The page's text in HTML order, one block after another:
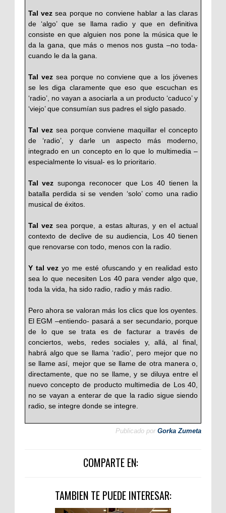
Tal vezsea porque no conviene hablar a las claras
de ‘algo’ que se llama radio y que en definitiva
consiste en que alguien nos pone la música que le
da la gana, que más o menos nos gusta –no toda-
cuando le da la gana.
Tal vezsea porque no conviene que a los jóvenes
se les diga claramente que eso que escuchan es
‘radio’, no vayan a asociarla a un producto ‘caduco’ y
‘viejo’ que consumían sus padres el siglo pasado.
Tal vez sea porque conviene maquillar el concepto
de ‘radio’, y darle un aspecto más moderno,
integrado en un concepto en lo que lo multimedia –
especialmente lo visual- es lo prioritario.
Tal vezsuponga reconocer que Los 40 tienen la
batalla perdida si se venden ‘solo’ como una radio
musical de éxitos.
Tal vez sea porque, a estas alturas, y en el actual
contexto de declive de su audiencia, Los 40 tienen
que renovarse con todo, menos con la radio.
Y tal vez yo me esté ofuscando y en realidad esto
sea lo que necesiten Los 40 para vender algo que,
toda la vida, ha sido radio, radio y más radio.
Pero ahora se valoran más los clics que los oyentes.
El EGM –entiendo- pasará a ser secundario, porque
de lo que se trata es de facturar a través de
conciertos, webs, redes sociales y, allá, al final,
habrá algo que se llama ‘radio’, pero mejor que no
se llame así, mejor que se llame de otra manera o,
directamente, que no se llame, y se diluya entre el
nuevo concepto de producto multimedia de Los 40,
no se vayan a enterar de que la radio sigue siendo
radio, se integre donde se integre.
Publicado por Gorka Zumeta
COMPARTE EN:
TAMBIEN TE PUEDE INTERESAR: